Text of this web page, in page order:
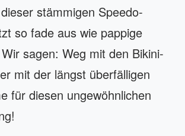
stämmigen Speedo-
so fade aus wie pappige
sagen: Weg mit den Bikini-
mit der längst überfälligen
für diesen ungewöhnlichen